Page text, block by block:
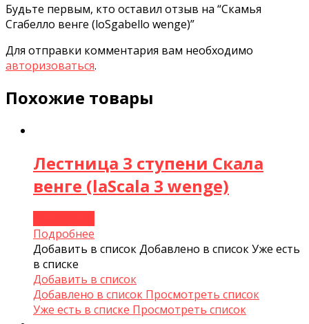
Будьте первым, кто оставил отзыв на “Скамья
Сгабелло венге (loSgabello wenge)”
Для отправки комментария вам необходимо
авторизоваться.
Похожие товары
Лестница 3 ступени Скала
венге (laScala 3 wenge)
Подробнее
Добавить в списокДобавлено в списокУже есть
в списке
Добавить в список
Добавлено в список Просмотреть список
Уже есть в списке Просмотреть список